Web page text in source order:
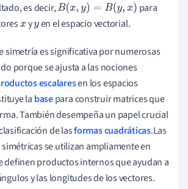
es decir,B(x,y)=B y,x )
para
x yyen el espacio vectorial.
simetría es significativa por numerosas
porque se ajusta a las nociones
escalaresen los espacios
la basepara construir matrices que
También desempeña un papel crucial
de lasformas cuadráticas.Las
se utilizan ampliamente en
definen productos internos que ayudan a
y las longitudes de los vectores.